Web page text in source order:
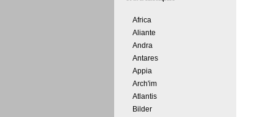
Africa
Aliante
Andra
Antares
Appia
Arch'im
Atlantis
Bilder